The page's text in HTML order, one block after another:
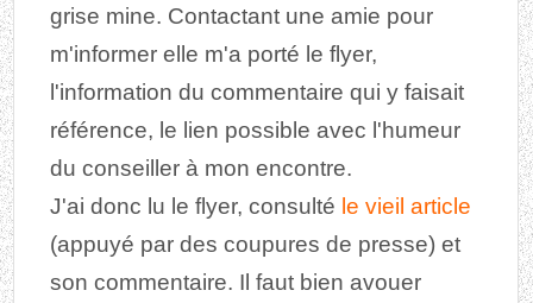
grise mine. Contactant une amie pour
m'informer elle m'a porté le flyer,
l'information du commentaire qui y faisait
référence, le lien possible avec l'humeur
du conseiller à mon encontre.
J'ai donc lu le flyer, consulté le vieil article
(appuyé par des coupures de presse) et
son commentaire. Il faut bien avouer